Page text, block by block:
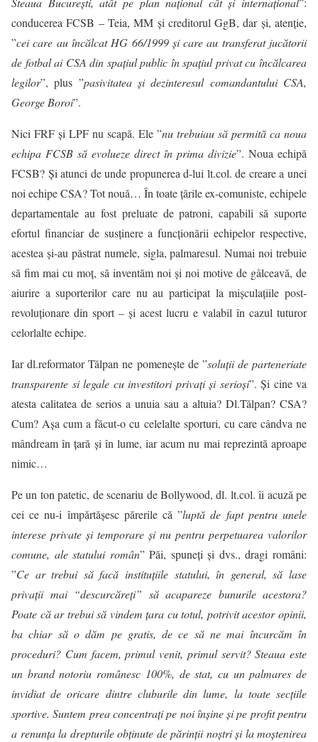
conducerea FCSB – Teia, MM și creditorul GgB, dar și, atenție,
”cei care au încălcat HG 66/1999 şi care au transferat jucătorii
de fotbal ai CSA din spaţiul public în spaţiul privat cu încălcarea
legilor”, plus ”pasivitatea şi dezinteresul comandantului CSA,
George Boroi”.
Nici FRF și LPF nu scapă. Ele ”nu trebuiau să permită ca noua
echipa FCSB să evolueze direct în prima divizie”. Noua echipă
FCSB? Și atunci de unde propunerea d-lui lt.col. de creare a unei
noi echipe CSA? Tot nouă… În toate țările ex-comuniste, echipele
departamentale au fost preluate de patroni, capabili să suporte
efortul financiar de susținere a funcționării echipelor respective,
acestea și-au păstrat numele, sigla, palmaresul. Numai noi trebuie
să fim mai cu moț, să inventăm noi și noi motive de gâlceavă, de
aiurire a suporterilor care nu au participat la mișculațiile post-
revoluționare din sport – și acest lucru e valabil în cazul tuturor
celorlalte echipe.
Iar dl.reformator Tălpan ne pomenește de ”soluţii de parteneriate
transparente si legale cu investitori privaţi şi serioşi”. Și cine va
atesta calitatea de serios a unuia sau a altuia? Dl.Tălpan? CSA?
Cum? Așa cum a făcut-o cu celelalte sporturi, cu care cândva ne
mândream în țară și în lume, iar acum nu mai reprezintă aproape
nimic…
Pe un ton patetic, de scenariu de Bollywood, dl. lt.col. îi acuză pe
cei ce nu-i împărtășesc părerile că ”luptă de fapt pentru unele
interese private şi temporare şi nu pentru perpetuarea valorilor
comune, ale statului român” Păi, spuneți și dvs., dragi români:
”Ce ar trebui să facă instituţiile statului, în general, să lase
privaţii mai “descurcăreţi” să acapareze bunurile acestora?
Poate că ar trebui să vindem ţara cu totul, potrivit acestor opinii,
ba chiar să o dăm pe gratis, de ce să ne mai încurcăm în
proceduri? Cum facem, primul venit, primul servit? Steaua este
un brand notoriu românesc 100%, de stat, cu un palmares de
invidiat de oricare dintre cluburile din lume, la toate secţiile
sportive. Suntem prea concentraţi pe noi înşine şi pe profit pentru
a renunţa la drepturile obţinute de părinţii noştri şi la moştenirea